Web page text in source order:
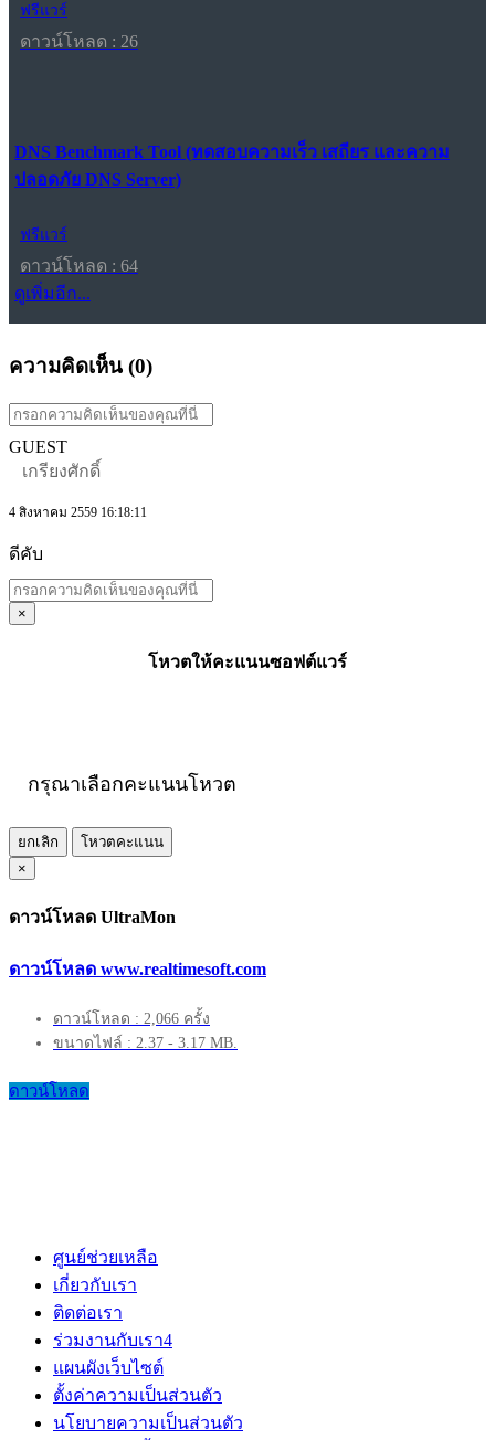
ฟรีแวร์
ดาวน์โหลด : 26
DNS Benchmark Tool (ทดสอบความเร็ว เสถียร และความ
ปลอดภัย DNS Server)
ฟรีแวร์
ดาวน์โหลด : 64
ดูเพิ่มอีก...
ความคิดเห็น (0)
GUEST
เกรียงศักดิ์
4 สิงหาคม 2559 16:18:11
ดีคับ
×
โหวตให้คะแนนซอฟต์แวร์
กรุณาเลือกคะแนนโหวต
ยกเลิก
โหวตคะแนน
×
ดาวน์โหลด UltraMon
ดาวน์โหลด www.realtimesoft.com
ดาวน์โหลด : 2,066 ครั้ง
ขนาดไฟล์ : 2.37 - 3.17 MB.
ดาวน์โหลด
ศูนย์ช่วยเหลือ
เกี่ยวกับเรา
ติดต่อเรา
ร่วมงานกับเรา4
แผนผังเว็บไซต์
ตั้งค่าความเป็นส่วนตัว
นโยบายความเป็นส่วนตัว